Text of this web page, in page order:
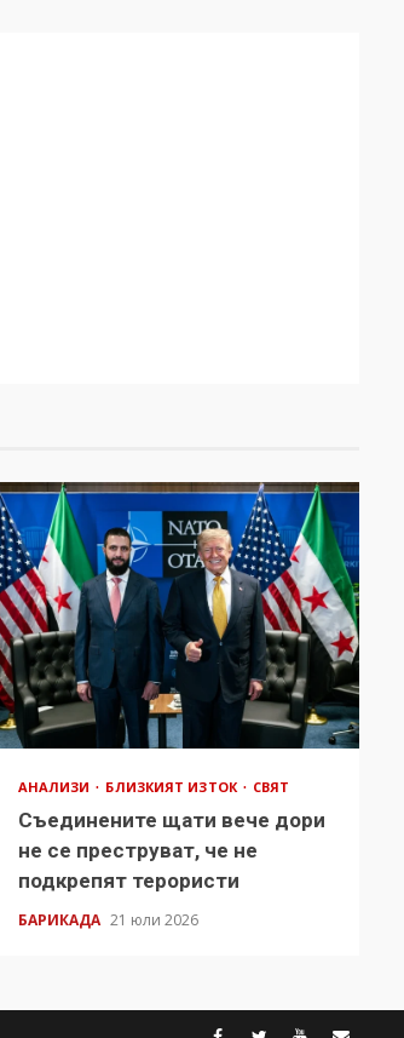
АНАЛИЗИ БЛИЗКИЯТ ИЗТОК СВЯТ
Съединените щати вече дори
не се преструват, че не
подкрепят терористи
БАРИКАДА 21 юли 2026